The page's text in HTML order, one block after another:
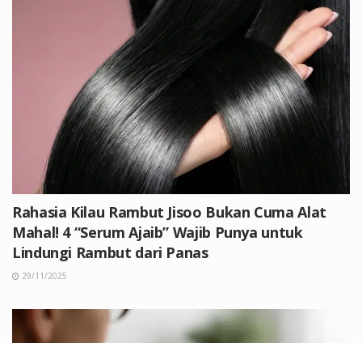
Rahasia Kilau Rambut Jisoo Bukan Cuma Alat
Mahal! 4 “Serum Ajaib” Wajib Punya untuk
Lindungi Rambut dari Panas
29/11/2025